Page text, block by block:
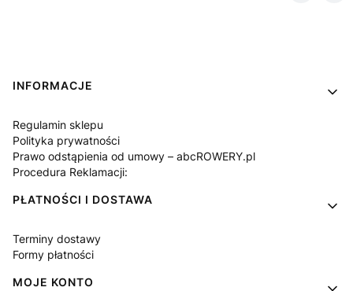
Linki w stopce
INFORMACJE
Regulamin sklepu
Polityka prywatności
Prawo odstąpienia od umowy – abcROWERY.pl
Procedura Reklamacji:
PŁATNOŚCI I DOSTAWA
Terminy dostawy
Formy płatności
MOJE KONTO